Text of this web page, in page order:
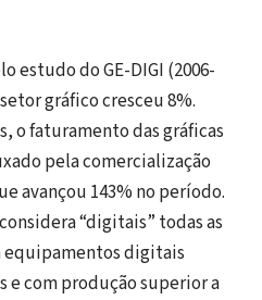
estudo do GE-DIGI (2006-
gráfico cresceu 8%.
o faturamento das gráficas
pela comercialização
avançou 143% no período.
“digitais” todas as
equipamentos digitais
e com produção superior a